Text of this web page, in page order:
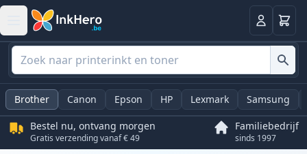
Log in
Brother Canon Epson HP Lexmark Samsung
Bestel nu, ontvang morgen
Gratis verzending vanaf € 49
Familiebedrijf
sinds 1997